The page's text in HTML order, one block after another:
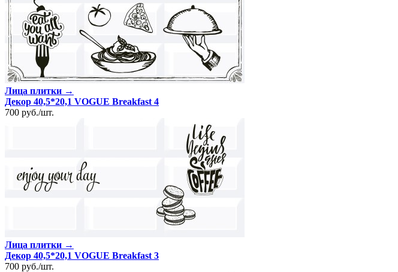
Лица плитки →
Декор 40,5*20,1 VOGUE Breakfast 4
700 руб./шт.
Лица плитки →
Декор 40,5*20,1 VOGUE Breakfast 3
700 руб./шт.